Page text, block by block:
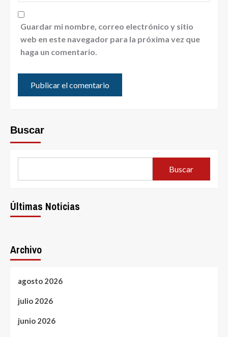
Guardar mi nombre, correo electrónico y sitio
web en este navegador para la próxima vez que
haga un comentario.
Buscar
Buscar
Últimas Noticias
Archivo
agosto 2026
julio 2026
junio 2026